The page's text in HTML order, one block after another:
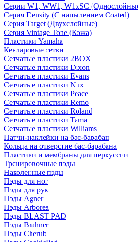
Серии W1, WW1, W1xSC
Серия Density (C напылением Coated)
Серия Target (Двухслойные)
Серия Vintage Tone (Кожа)
Пластики Yamaha
Кевларовые сетки
Сетчатые пластики 2BOX
Сетчатые пластики Dixon
Сетчатые пластики Evans
Сетчатые пластики Nux
Сетчатые пластики Peace
Сетчатые пластики Remo
Сетчатые пластики Roland
Сетчатые пластики Tama
Сетчатые пластики Williams
Патчи-наклейки на бас-барабан
Кольца на отверстие бас-барабана
Пластики и мембраны для перкуссии
Тренировочные пэды
Наколенные пэды
Пэды для ног
Пэды для рук
Пэды Agner
Пэды Arborea
Пэды BLAST PAD
Пэды Brahner
Пэды Cherub